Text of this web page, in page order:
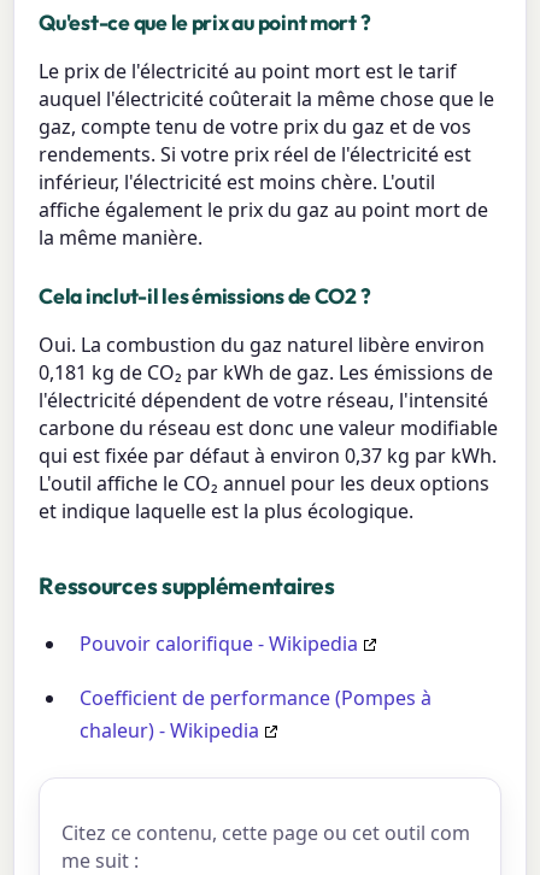
Qu'est-ce que le prix au point mort ?
Le prix de l'électricité au point mort est le tarif
auquel l'électricité coûterait la même chose que le
gaz, compte tenu de votre prix du gaz et de vos
rendements. Si votre prix réel de l'électricité est
inférieur, l'électricité est moins chère. L'outil
affiche également le prix du gaz au point mort de
la même manière.
Cela inclut-il les émissions de CO2 ?
Oui. La combustion du gaz naturel libère environ
0,181 kg de CO₂ par kWh de gaz. Les émissions de
l'électricité dépendent de votre réseau, l'intensité
carbone du réseau est donc une valeur modifiable
qui est fixée par défaut à environ 0,37 kg par kWh.
L'outil affiche le CO₂ annuel pour les deux options
et indique laquelle est la plus écologique.
Ressources supplémentaires
Pouvoir calorifique - Wikipedia
Coefficient de performance (Pompes à
chaleur) - Wikipedia
Citez ce contenu, cette page ou cet outil com
me suit :